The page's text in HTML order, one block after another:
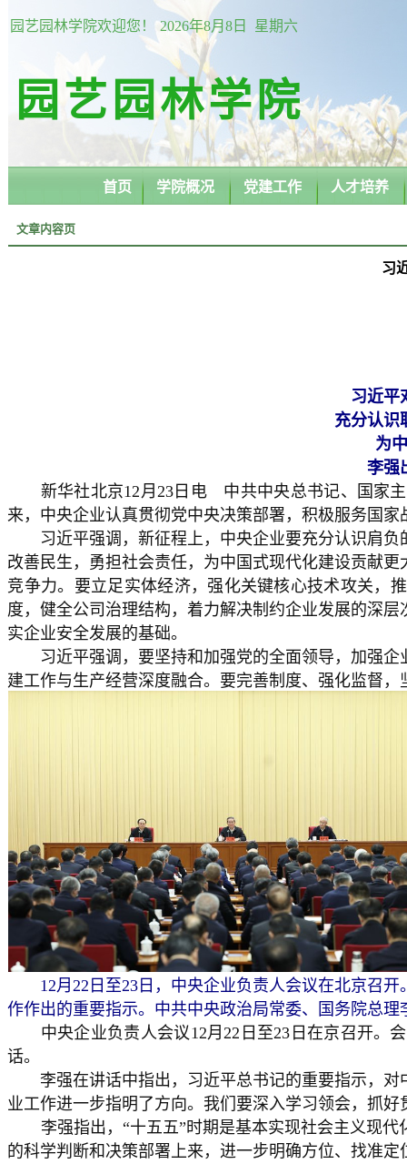
园艺园林学院欢迎您！ 2026年8月8日 星期六
园艺园林学院
首页 学院概况 党建工作 人才培养
文章内容页
习
习近平
充分认识
为
李强
新华社北京12月23日电 中共中央总书记、国家主
来，中央企业认真贯彻党中央决策部署，积极服务国
习近平强调，新征程上，中央企业要充分认识肩负
改善民生，勇担社会责任，为中国式现代化建设贡献
竞争力。要立足实体经济，强化关键核心技术攻关，
度，健全公司治理结构，着力解决制约企业发展的深
实企业安全发展的基础。
习近平强调，要坚持和加强党的全面领导，加强企
建工作与生产经营深度融合。要完善制度、强化监督
12月22日至23日，中央企业负责人会议在北京召开
作作出的重要指示。中共中央政治局常委、国务院总
中央企业负责人会议12月22日至23日在京召开。
话。
李强在讲话中指出，习近平总书记的重要指示，对
业工作进一步指明了方向。我们要深入学习领会，抓好
李强指出，“十五五”时期是基本实现社会主义现代
的科学判断和决策部署上来，进一步明确方位、找准